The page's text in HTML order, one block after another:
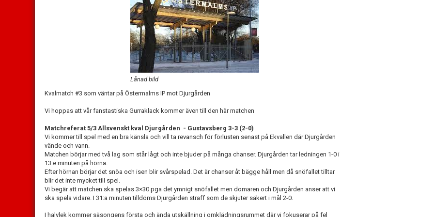
Lånad bild
Kvalmatch #3 som väntar på Östermalms IP mot Djurgården
Vi hoppas att vår fanstastiska Gurraklack kommer även till den här matchen
Matchreferat 5/3 Allsvenskt kval Djurgården - Gustavsberg 3-3 (2-0)
Vi kommer till spel med en bra känsla och vill ta revansch för förlusten senast på Ekvallen där Djurgården
vände och vann.
Matchen börjar med två lag som står lågt och inte bjuder på många chanser. Djurgården tar ledningen 1-0 i
13:e minuten på hörna.
Efter hörnan börjar det snöa och isen blir svårspelad. Det är chanser åt bägge håll men då snöfallet tilltar
blir det inte mycket till spel.
Vi begär att matchen ska spelas 3×30 pga det ymnigt snöfallet men domaren och Djurgården anser att vi
ska spela vidare. I 31:a minuten tilldöms Djurgården straff som de skjuter säkert i mål 2-0.
I halvlek kommer säsongens första och ända utskällning i omklädningsrummet där vi fokuserar på fel